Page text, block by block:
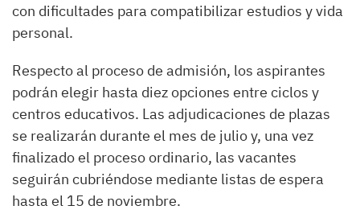
con dificultades para compatibilizar estudios y vida
personal.
Respecto al proceso de admisión, los aspirantes
podrán elegir hasta diez opciones entre ciclos y
centros educativos. Las adjudicaciones de plazas
se realizarán durante el mes de julio y, una vez
finalizado el proceso ordinario, las vacantes
seguirán cubriéndose mediante listas de espera
hasta el 15 de noviembre.